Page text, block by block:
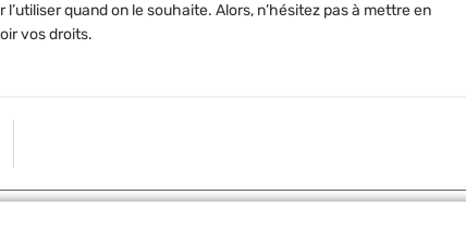
quand on le souhaite. Alors, n’hésitez pas à mettre en
vos droits.